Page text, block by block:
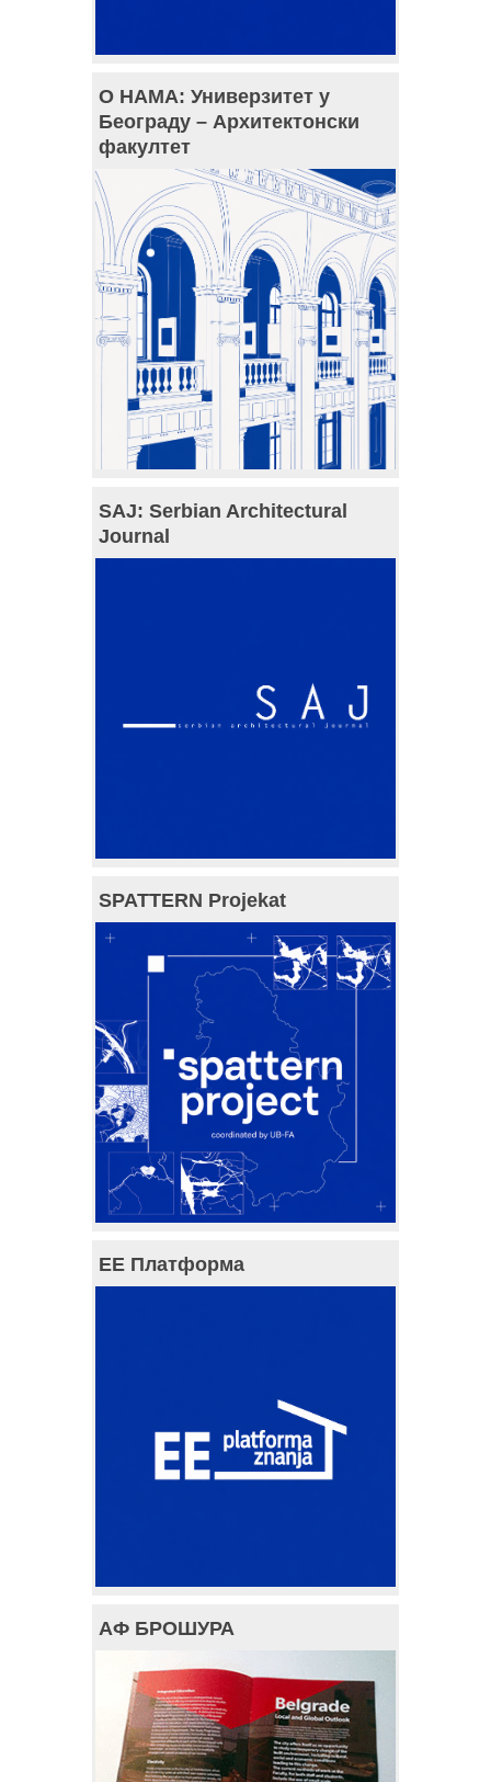
О НАМА: Универзитет у
Београду – Архитектонски
факултет
SAJ: Serbian Architectural
Journal
SPATTERN Projekat
ЕЕ Платформа
АФ БРОШУРА